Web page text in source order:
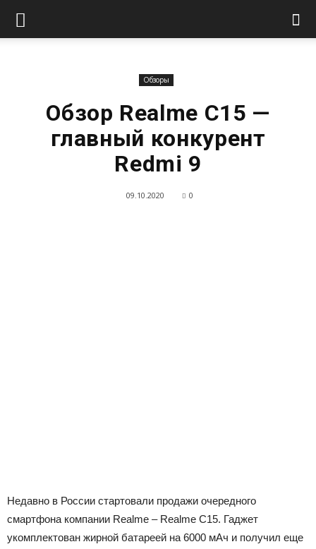
Обзоры
Обзор Realme C15 —
главный конкурент
Redmi 9
09.10.2020 0
Недавно в России стартовали продажи очередного
смартфона компании Realme – Realme C15. Гаджет
укомплектован жирной батареей на 6000 мАч и получил еще